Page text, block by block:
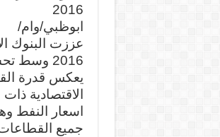
2016
ابوظبي/وام/
عززت البنوك
2016
يعكس قدرة
الاقتصادية
اسعار النفط
جميع